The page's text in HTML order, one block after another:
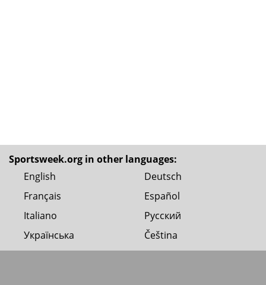
Sportsweek.org in other languages:
English
Deutsch
Français
Español
Italiano
Русский
Українська
Čeština